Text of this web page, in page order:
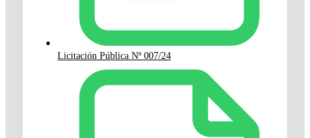
Licitación Pública Nº 007/24